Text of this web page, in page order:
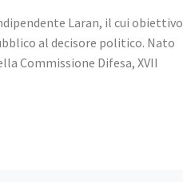
Laran, il cui obiettivo
al decisore politico. Nato
Commissione Difesa, XVII